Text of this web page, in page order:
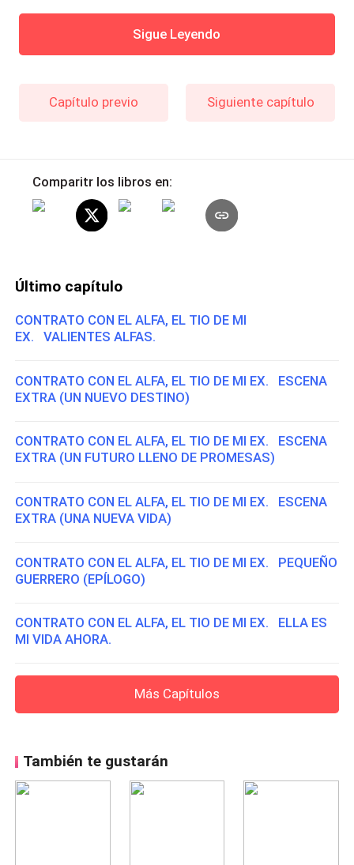
Sigue Leyendo
Capítulo previo Siguiente capítulo
Comparitr los libros en:
Último capítulo
CONTRATO CON EL ALFA, EL TIO DE MI
EX. VALIENTES ALFAS.
CONTRATO CON EL ALFA, EL TIO DE MI EX. ESCENA
EXTRA (UN NUEVO DESTINO)
CONTRATO CON EL ALFA, EL TIO DE MI EX. ESCENA
EXTRA (UN FUTURO LLENO DE PROMESAS)
CONTRATO CON EL ALFA, EL TIO DE MI EX. ESCENA
EXTRA (UNA NUEVA VIDA)
CONTRATO CON EL ALFA, EL TIO DE MI EX. PEQUEÑO
GUERRERO (EPÍLOGO)
CONTRATO CON EL ALFA, EL TIO DE MI EX. ELLA ES
MI VIDA AHORA.
Más Capítulos
También te gustarán